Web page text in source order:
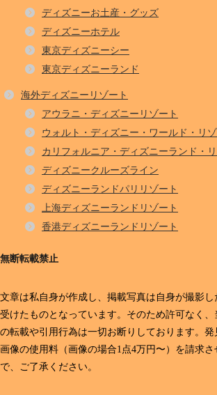
ディズニーお土産・グッズ
ディズニーホテル
東京ディズニーシー
東京ディズニーランド
海外ディズニーリゾート
アウラニ・ディズニーリゾート
ウォルト・ディズニー・ワールド・リ
カリフォルニア・ディズニーランド・
ディズニークルーズライン
ディズニーランドパリリゾート
上海ディズニーランドリゾート
香港ディズニーランドリゾート
無断転載禁止
文章は私自身が作成し、掲載写真は自身が撮影
受けたものとなっています。そのため許可なく
の転載や引用行為は一切お断りしております。
画像の使用料（画像の場合1点4万円〜）を請求
で、ご了承ください。